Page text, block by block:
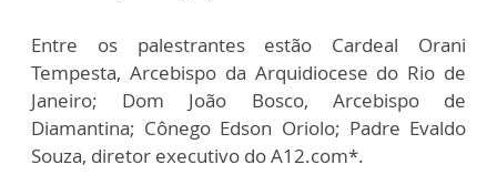
Entre os palestrantes estão Cardeal Orani
Tempesta, Arcebispo da Arquidiocese do Rio de
Janeiro; Dom João Bosco, Arcebispo de
Diamantina; Cônego Edson Oriolo; Padre Evaldo
Souza, diretor executivo do A12.com*.